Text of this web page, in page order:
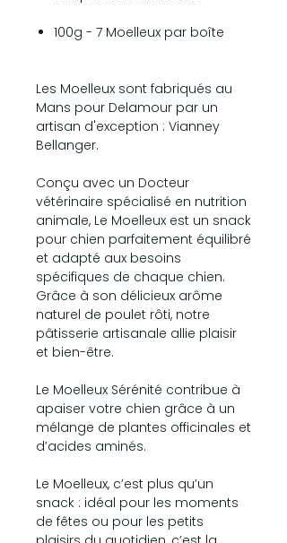
100g - 7 Moelleux par boîte
Les Moelleux sont fabriqués au
Mans pour Delamour par un
artisan d'exception : Vianney
Bellanger.
Conçu avec un Docteur
vétérinaire spécialisé en nutrition
animale, Le Moelleux est un snack
pour chien parfaitement équilibré
et adapté aux besoins
spécifiques de chaque chien.
Grâce à son délicieux arôme
naturel de poulet rôti, notre
pâtisserie artisanale allie plaisir
et bien-être.
Le Moelleux Sérénité contribue à
apaiser votre chien grâce à un
mélange de plantes officinales et
d’acides aminés.
Le Moelleux, c’est plus qu’un
snack : idéal pour les moments
de fêtes ou pour les petits